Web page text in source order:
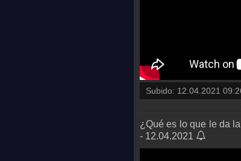
Subido: 12.04.2021
¿Qué es lo que le da
- 12.04.2021